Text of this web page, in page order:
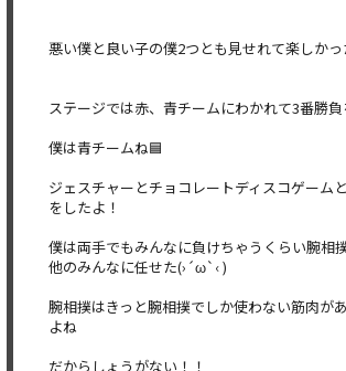
悪い僕と良い子の僕2つとも見せれて楽しかっ
ステージでは赤、青チームにわかれて3番勝負
僕は青チームね🟦
ジェスチャーとチョコレートディスコゲーム
をしたよ！
僕は両手でもみんなに負けちゃうくらい腕相
他のみんなに任せた(›´ω`‹ )
腕相撲はきっと腕相撲でしか使わない筋肉が
よね
だからしょうがない！！